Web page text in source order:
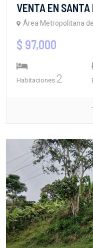
VENTA EN
Área Metropolitana
$ 97,000
Habitaciones 2